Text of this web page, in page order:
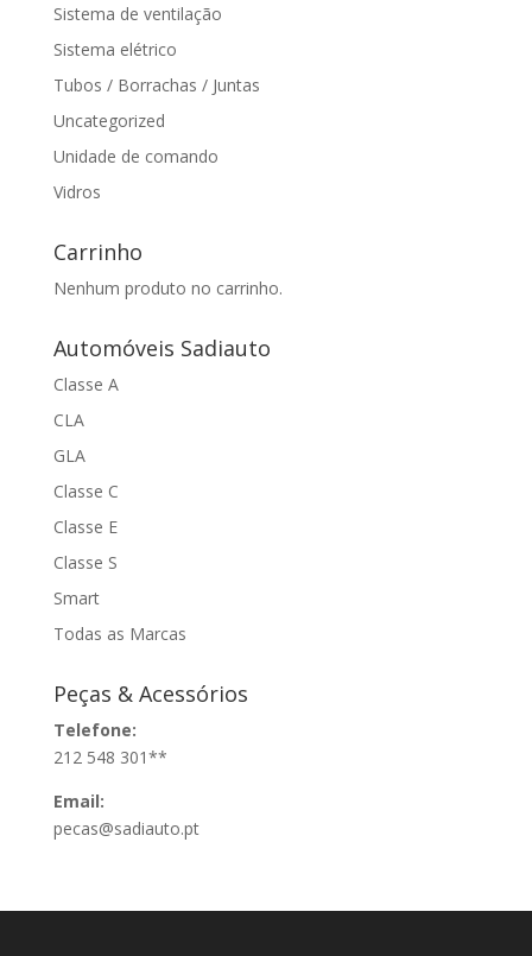
Sistema de ventilação
Sistema elétrico
Tubos / Borrachas / Juntas
Uncategorized
Unidade de comando
Vidros
Carrinho
Nenhum produto no carrinho.
Automóveis Sadiauto
Classe A
CLA
GLA
Classe C
Classe E
Classe S
Smart
Todas as Marcas
Peças & Acessórios
Telefone:
212 548 301**
Email:
pecas@sadiauto.pt